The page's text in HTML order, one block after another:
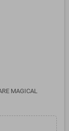
MAGICAL